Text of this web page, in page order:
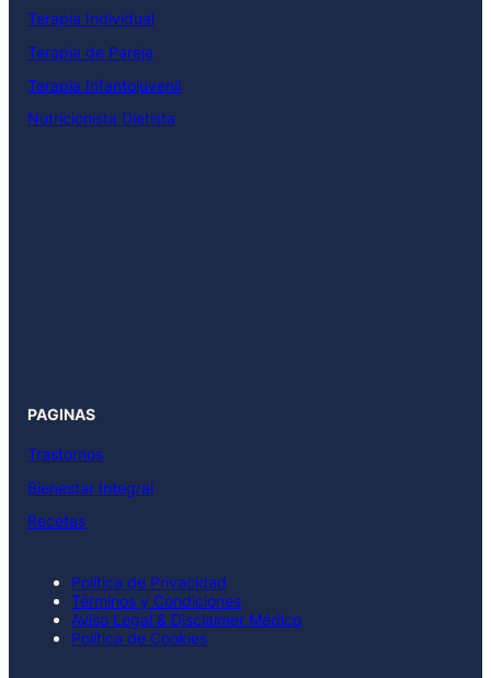
Terapia Individual
Terapia de Pareja
Terapia Infantojuvenil
Nutricionista Dietista
PAGINAS
Trastornos
Bienestar Integral
Recetas
Política de Privacidad
Términos y Condiciones
Aviso Legal & Disclaimer Médico
Política de Cookies